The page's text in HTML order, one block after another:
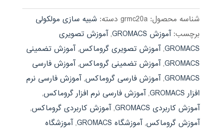
بود.
شناسه محصول: grmc20a دسته: شبیه سازی مولکولی
برچسب:آموزش GROMACS ,آموزش تصویری
GROMACS
,آموزش تصویری گروماکس,آموزش تضمینی
GROMACS
,آموزش تضمینی گروماکس,آموزش فارسی
GROMACS
,آموزش فارسی گروماکس,آموزش فارسی نرم
افزار GROMACS
,آموزش فارسی نرم افزار گروماکس,
آموزش کاربردی GROMACS
,آموزش کاربردی گروماکس,
آموزش گروماکس,آموزشگاه GROMACS ,آموزشگاه